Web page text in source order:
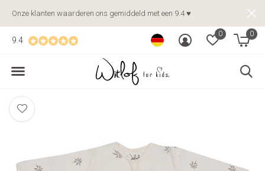
0 0
9.4
Onze klanten waarderen ons gemiddeld met een 9.4 ♥